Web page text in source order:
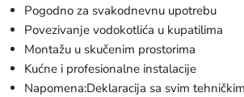
Pogodno za svakodnevnu upotrebu
Povezivanje vodokotlića u kupatilima
Montažu u skučenim prostorima
Kućne i profesionalne instalacije
Napomena:Deklaracija sa svim